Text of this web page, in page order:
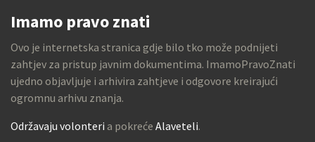
Imamo pravo znati
Ovo je internetska stranica gdje bilo tko može podnijeti
zahtjev za pristup javnim dokumentima. ImamoPravoZnati
ujedno objavljuje i arhivira zahtjeve i odgovore kreirajući
ogromnu arhivu znanja.
Održavaju volonteri a pokreće Alaveteli.